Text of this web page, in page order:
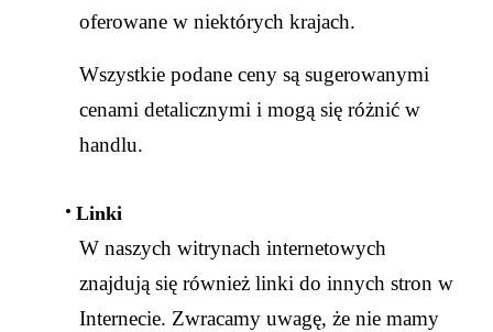
oferowane w niektórych krajach.
Wszystkie podane ceny są sugerowanymi
cenami detalicznymi i mogą się różnić w
handlu.
Linki
W naszych witrynach internetowych
znajdują się również linki do innych stron w
Internecie. Zwracamy uwagę, że nie mamy